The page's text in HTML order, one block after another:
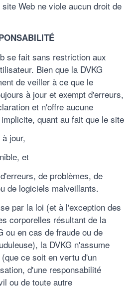
Web ne viole aucun droit de
se fait sans restriction aux
Bien que la DVKG
de veiller à ce que le
à jour et exempt d'erreurs,
et n'offre aucune
quant au fait que le site
jour,
et
de problèmes, de
de logiciels malveillants.
par la loi (et à l'exception des
corporelles résultant de la
ou en cas de fraude ou de
la DVKG n'assume
ce soit en vertu d'un
d'une responsabilité
ou de toute autre